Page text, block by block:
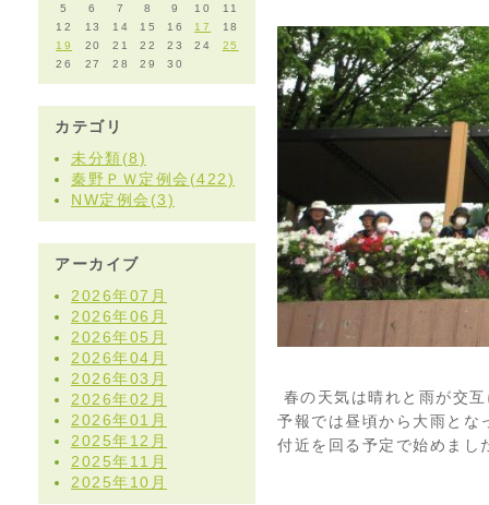
5
6 7 8 9 10
11
12
13 14 15 16 17
18
19
20 21 22 23 24
25
26
27 28 29 30
カテゴリ
未分類(8)
秦野ＰＷ定例会(422)
NW定例会(3)
アーカイブ
2026年07月
2026年06月
2026年05月
2026年04月
2026年03月
2026年02月
2026年01月
2025年12月
2025年11月
2025年10月
春の天気は晴れと雨が交
予報では昼頃から大雨とな
付近を回る予定で始めまし